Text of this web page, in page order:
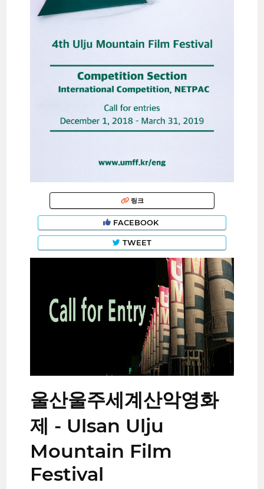
링크
FACEBOOK
TWEET
울산울주세계산악영화
제 - Ulsan Ulju
Mountain Film
Festival